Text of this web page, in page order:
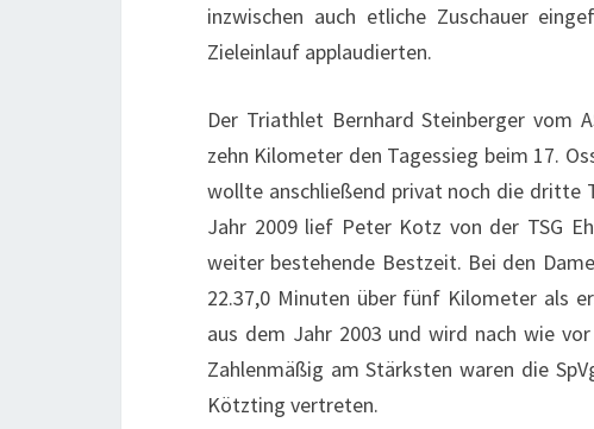
inzwischen auch etliche Zuschauer
Zieleinlauf applaudierten.
Der Triathlet Bernhard Steinberger vom
zehn Kilometer den Tagessieg beim 17.
wollte anschließend privat noch die dritte
Jahr 2009 lief Peter Kotz von der TSG
weiter bestehende Bestzeit. Bei den
22.37,0 Minuten über fünf Kilometer als
aus dem Jahr 2003 und wird nach wie
Zahlenmäßig am Stärksten waren die
Kötzting vertreten.